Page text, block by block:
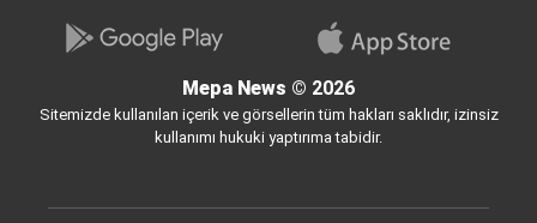
Mepa News © 2026
Sitemizde kullanılan içerik ve görsellerin tüm hakları saklıdır, izinsiz
kullanımı hukuki yaptırıma tabidir.